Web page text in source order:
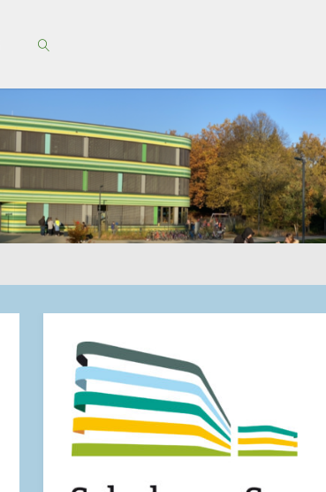
SEARCH